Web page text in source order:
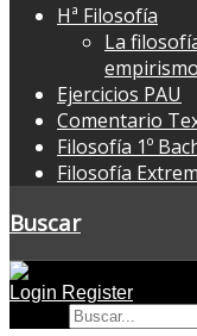
Hª Filosofía
La
empirismo
Ejercicios PAU
Comentario
Filosofía 1º
Filosofía
Buscar
Login Register